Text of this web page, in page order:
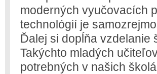
moderných vyučovacích
technológií je
Ďalej si dopĺňa vzdelanie
Takýchto mladých
potrebných v našich